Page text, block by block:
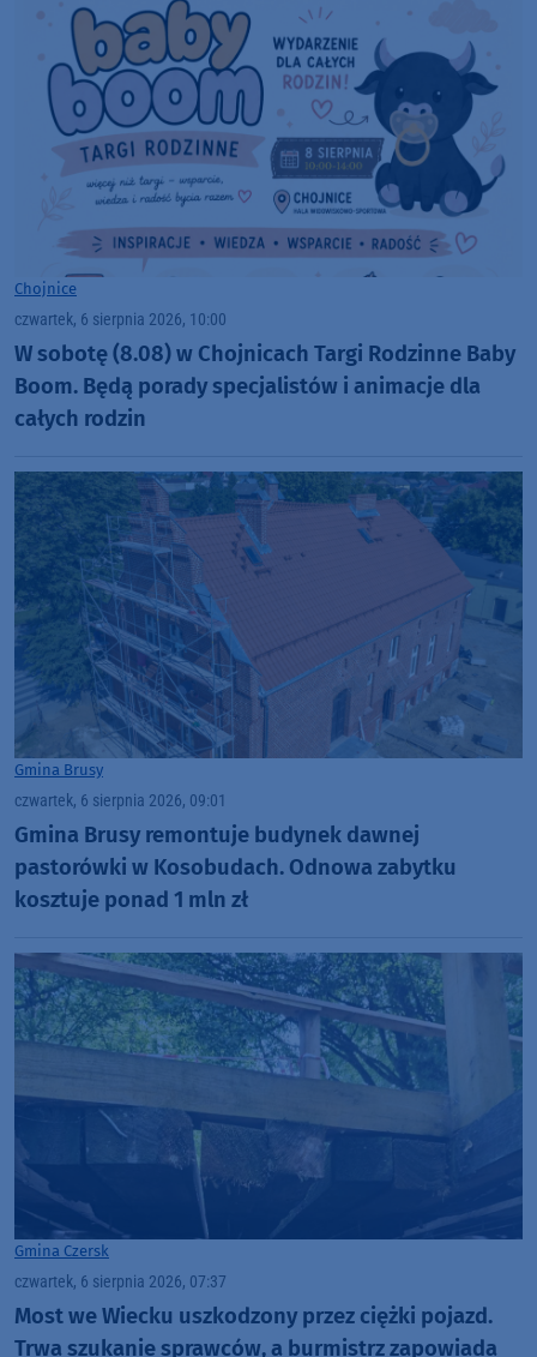
Chojnice
czwartek, 6 sierpnia 2026, 10:00
W sobotę (8.08) w Chojnicach Targi Rodzinne Baby
Boom. Będą porady specjalistów i animacje dla
całych rodzin
Gmina Brusy
czwartek, 6 sierpnia 2026, 09:01
Gmina Brusy remontuje budynek dawnej
pastorówki w Kosobudach. Odnowa zabytku
kosztuje ponad 1 mln zł
Gmina Czersk
czwartek, 6 sierpnia 2026, 07:37
Most we Wiecku uszkodzony przez ciężki pojazd.
Trwa szukanie sprawców, a burmistrz zapowiada